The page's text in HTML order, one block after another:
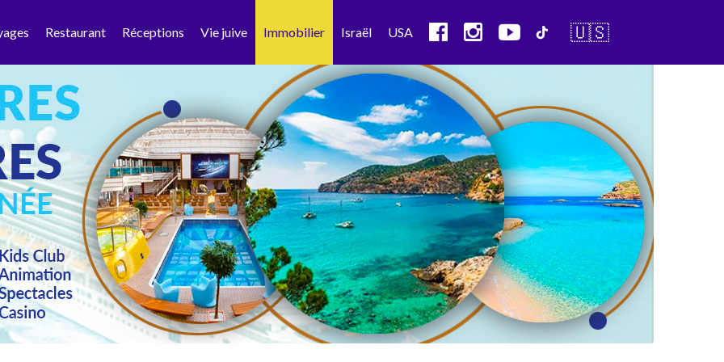
Restaurant Réceptions Vie juive Immobilier Israël USA 🇺🇸